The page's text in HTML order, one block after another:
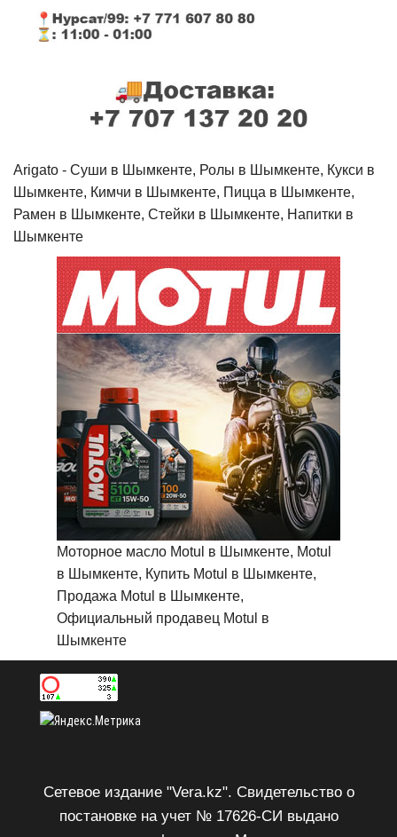
Arigato - Cуши в Шымкенте, Ролы в Шымкенте, Кукси в
Шымкенте, Кимчи в Шымкенте, Пицца в Шымкенте,
Рамен в Шымкенте, Стейки в Шымкенте, Напитки в
Шымкенте
Моторное масло Motul в Шымкенте, Motul
в Шымкенте, Купить Motul в Шымкенте,
Продажа Motul в Шымкенте,
Официальный продавец Motul в
Шымкенте
Сетевое издание "Vera.kz". Свидетельство о
постановке на учет № 17626-СИ выдано